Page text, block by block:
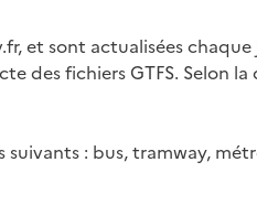
et sont actualisées chaque
des fichiers GTFS. Selon
: bus, tramway,